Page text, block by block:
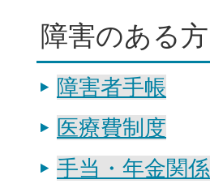
障害のある方
障害者手帳
医療費制度
手当・年金関係